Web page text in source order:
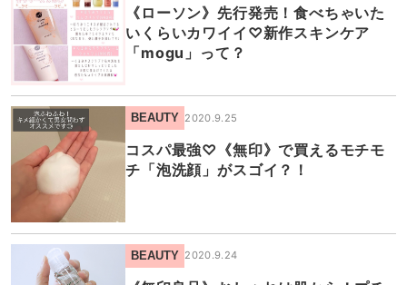
《ローソン》先行発売！食べちゃいた
いくらいカワイイ♡新作スキンケア
「mogu」って？
BEAUTY 2020.9.25
コスパ最強♡《無印》で買えるモチモ
チ「泡洗顔」がスゴイ？！
BEAUTY 2020.9.24